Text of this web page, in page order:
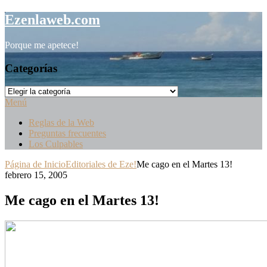
Saltar
al
Ezenlaweb.com
Porque me apetece!
Categorías
Categorías
Menú
Reglas de la Web
Preguntas frecuentes
Los Culpables
Página de InicioEditoriales de Eze!Me cago en el Martes 13!
febrero 15, 2005
Me cago en el Martes 13!